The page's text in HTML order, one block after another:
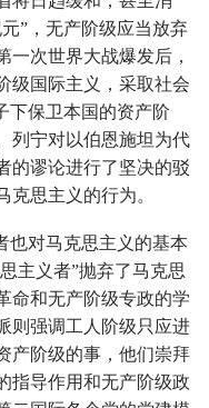
”，无产阶级应当放弃
一次世界大战爆发后，
级国际主义，采取社会
下保卫本国的资产阶
列宁对以伯恩施坦为代
的谬论进行了坚决的驳
克思主义的行为。
也对马克思主义的基本
主义者”抛弃了马克思
命和无产阶级专政的学
则强调工人阶级只应进
产阶级的事，他们崇拜
指导作用和无产阶级政